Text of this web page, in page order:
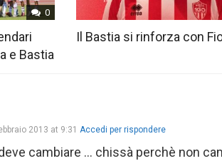
0
e Bastia
Il Bastia si rinforza con
2013 at 9:31 Accedi per rispondere
cambiare … chissà perchè non